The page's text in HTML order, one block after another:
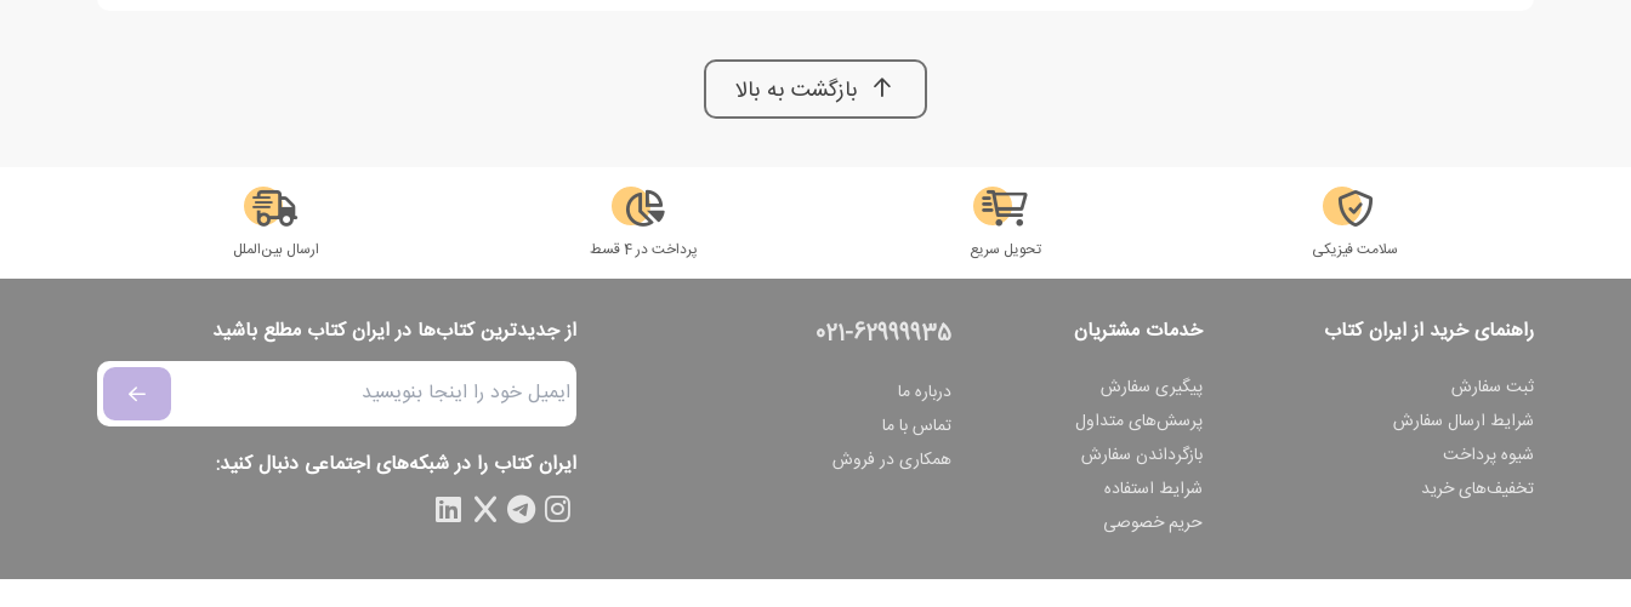
بازگشت به بالا
سلامت فیزیکی تحویل سریع پرداخت در 4 قسط ارسال بین‌الملل
راهنمای خرید از ایران کتاب
ثبت سفارش
شرایط ارسال سفارش
شیوه پرداخت
تخفیف‌های خرید
خدمات مشتریان
پیگیری سفارش
پرسش‌های متداول
بازگرداندن سفارش
شرایط استفاده
حریم خصوصی
021-62999935
درباره ما
تماس با ما
همکاری در فروش
از جدیدترین کتاب‌ها در ایران کتاب مطلع باشید
ایران کتاب را در شبکه‌های اجتماعی دنبال کنید: